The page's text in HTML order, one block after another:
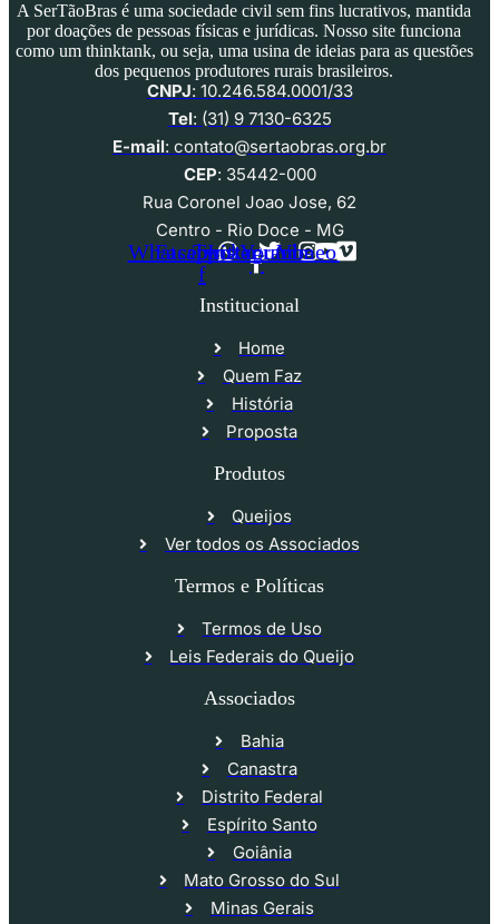
A SerTãoBras é uma sociedade civil sem fins lucrativos, mantida
por doações de pessoas físicas e jurídicas. Nosso site funciona
como um thinktank, ou seja, uma usina de ideias para as questões
dos pequenos produtores rurais brasileiros.
CNPJ: 10.246.584.0001/33
Tel: (31) 9 7130-6325
E-mail: contato@sertaobras.org.br
CEP: 35442-000
Rua Coronel Joao Jose, 62
Centro - Rio Doce - MG
Whatsapp
Facebook-
f
Twitter
Instagram
Youtube
Vimeo
Institucional
Home
Quem Faz
História
Proposta
Produtos
Queijos
Ver todos os Associados
Termos e Políticas
Termos de Uso
Leis Federais do Queijo
Associados
Bahia
Canastra
Distrito Federal
Espírito Santo
Goiânia
Mato Grosso do Sul
Minas Gerais